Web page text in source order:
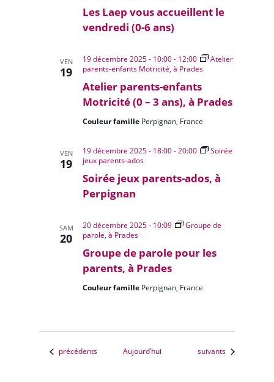
Les Laep vous accueillent le
vendredi (0-6 ans)
VEN
19
Atelier parents-enfants
Motricité (0 – 3 ans), à Prades
19 décembre 2025 - 10:00- 12:00
Atelier
parents-enfants Motricité, à Prades
Couleur famille Perpignan, France
VEN
19
Soirée jeux parents-ados, à
Perpignan
19 décembre 2025 - 18:00-20:00
Soirée
jeux parents-ados
SAM
20
Groupe de parole pour les
parents, à Prades
20 décembre 2025 - 10:09
Groupe de
parole, à Prades
Couleur famille Perpignan, France
Évènements
précédents Aujourd’hui Évènements
suivants